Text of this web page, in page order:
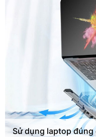
Sử dụng laptop